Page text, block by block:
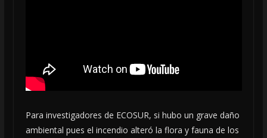
Para investigadores de ECOSUR, si hubo un grave daño
ambiental pues el incendio alteró la flora y fauna de los